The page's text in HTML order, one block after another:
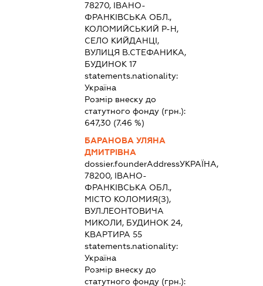
78270, ІВАНО-
ФРАНКІВСЬКА ОБЛ.,
КОЛОМИЙСЬКИЙ Р-Н,
СЕЛО КИЙДАНЦІ,
ВУЛИЦЯ В.СТЕФАНИКА,
БУДИНОК 17
statements.nationality:
Україна
Розмір внеску до
статутного фонду (грн.):
647,30 (7.46 %)
БАРАНОВА УЛЯНА
ДМИТРІВНА
dossier.founderAddressУКРАЇНА,
78200, ІВАНО-
ФРАНКІВСЬКА ОБЛ.,
МІСТО КОЛОМИЯ(З),
ВУЛ.ЛЕОНТОВИЧА
МИКОЛИ, БУДИНОК 24,
КВАРТИРА 55
statements.nationality:
Україна
Розмір внеску до
статутного фонду (грн.):